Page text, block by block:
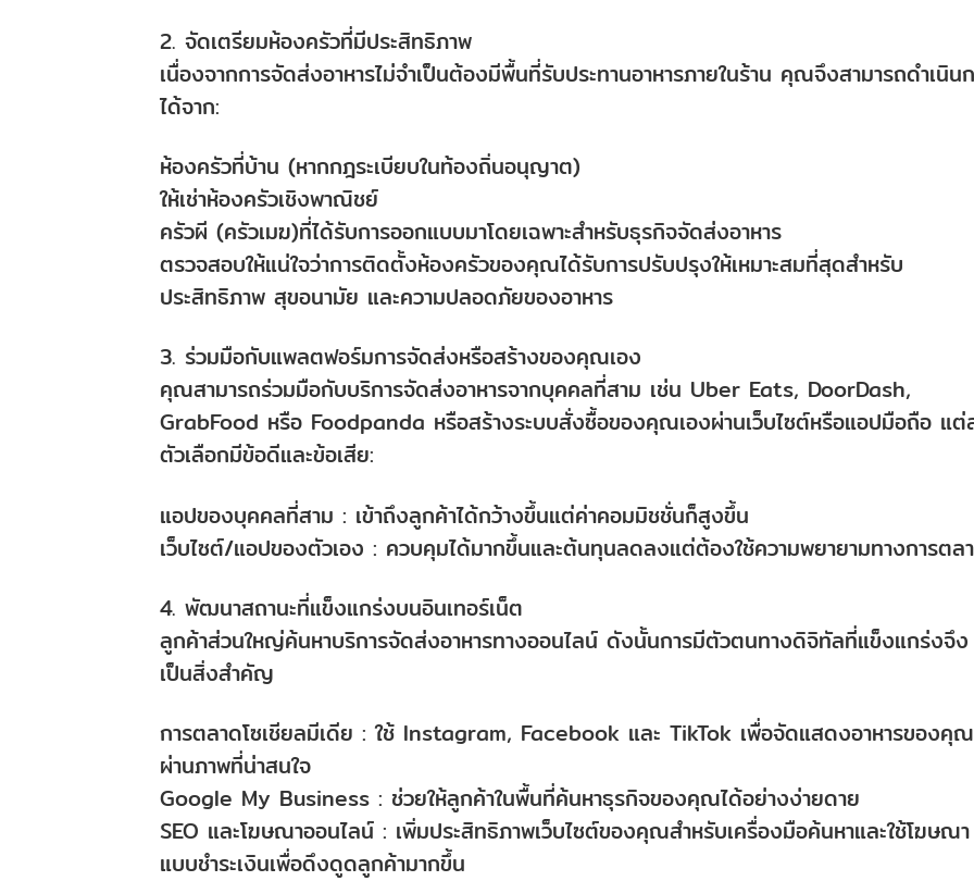
2. จัดเตรียมห้องครัวที่มีประสิทธิภาพ
เนื่องจากการจัดส่งอาหารไม่จำเป็นต้องมีพื้นที่รับประทานอาหารภายในร้าน คุณจึงสามารถดำเนิน
ได้จาก:
ห้องครัวที่บ้าน (หากกฎระเบียบในท้องถิ่นอนุญาต)
ให้เช่าห้องครัวเชิงพาณิชย์
ครัวผี (ครัวเมฆ)ที่ได้รับการออกแบบมาโดยเฉพาะสำหรับธุรกิจจัดส่งอาหาร
ตรวจสอบให้แน่ใจว่าการติดตั้งห้องครัวของคุณได้รับการปรับปรุงให้เหมาะสมที่สุดสำหรับ
ประสิทธิภาพ สุขอนามัย และความปลอดภัยของอาหาร
3. ร่วมมือกับแพลตฟอร์มการจัดส่งหรือสร้างของคุณเอง
คุณสามารถร่วมมือกับบริการจัดส่งอาหารจากบุคคลที่สาม เช่น Uber Eats, DoorDash,
GrabFood หรือ Foodpanda หรือสร้างระบบสั่งซื้อของคุณเองผ่านเว็บไซต์หรือแอปมือถือ แต่
ตัวเลือกมีข้อดีและข้อเสีย:
แอปของบุคคลที่สาม : เข้าถึงลูกค้าได้กว้างขึ้นแต่ค่าคอมมิชชั่นก็สูงขึ้น
เว็บไซต์/แอปของตัวเอง : ควบคุมได้มากขึ้นและต้นทุนลดลงแต่ต้องใช้ความพยายามทางการตล
4. พัฒนาสถานะที่แข็งแกร่งบนอินเทอร์เน็ต
ลูกค้าส่วนใหญ่ค้นหาบริการจัดส่งอาหารทางออนไลน์ ดังนั้นการมีตัวตนทางดิจิทัลที่แข็งแกร่งจึง
เป็นสิ่งสำคัญ
การตลาดโซเชียลมีเดีย : ใช้ Instagram, Facebook และ TikTok เพื่อจัดแสดงอาหารของคุณ
ผ่านภาพที่น่าสนใจ
Google My Business : ช่วยให้ลูกค้าในพื้นที่ค้นหาธุรกิจของคุณได้อย่างง่ายดาย
SEO และโฆษณาออนไลน์ : เพิ่มประสิทธิภาพเว็บไซต์ของคุณสำหรับเครื่องมือค้นหาและใช้โฆษณา
แบบชำระเงินเพื่อดึงดูดลูกค้ามากขึ้น